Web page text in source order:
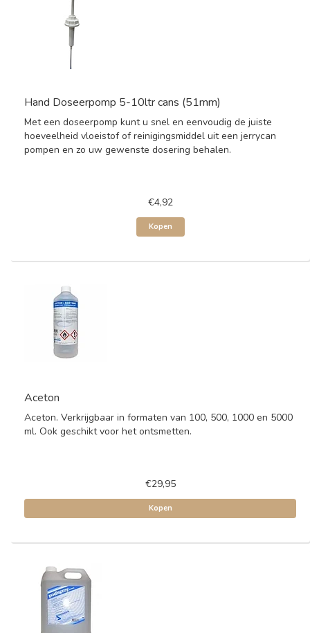
Hand Doseerpomp 5-10ltr cans (51mm)
Met een doseerpomp kunt u snel en eenvoudig de juiste
hoeveelheid vloeistof of reinigingsmiddel uit een jerrycan
pompen en zo uw gewenste dosering behalen.
€4,92
Kopen
Aceton
Aceton. Verkrijgbaar in formaten van 100, 500, 1000 en 5000
ml. Ook geschikt voor het ontsmetten.
€29,95
Kopen